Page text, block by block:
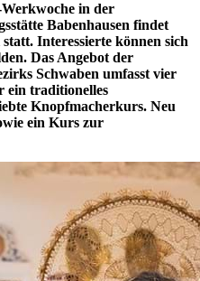
in der
Babenhausen findet
Interessierte können sich
Das Angebot der
Schwaben umfasst vier
ein traditionelles
Knopfmacherkurs. Neu
ein Kurs zur